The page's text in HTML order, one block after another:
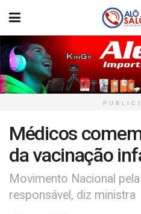
Médicos
da vacinação
Movimento Nacional
responsável, diz ministra